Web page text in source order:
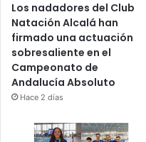
Los nadadores del Club
Natación Alcalá han
firmado una actuación
sobresaliente en el
Campeonato de
Andalucía Absoluto
Hace 2 días